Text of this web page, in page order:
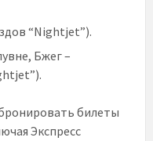
“Nightjet”).
Бжег –
билеты
Экспресс